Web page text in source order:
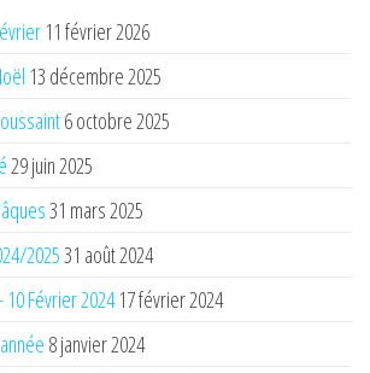
11 février 2026
13 décembre 2025
6 octobre 2025
29 juin 2025
31 mars 2025
202531 août 2024
Février 2024 17 février 2024
8 janvier 2024